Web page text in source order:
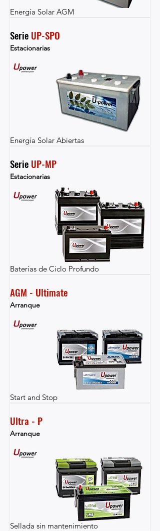
Energía Solar AGM
Serie UP-SPO
Estacionarias
Energía Solar Abiertas
Serie UP-MP
Estacionarias
Baterías de Ciclo Profundo
AGM - Ultimate
Arranque
Start and Stop
Ultra - P
Arranque
Sellada sin mantenimiento